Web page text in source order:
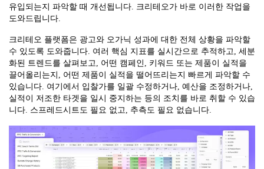
유입되는지 파악할 때 개선됩니다. 크리테오가 바로 이러한 작업을
도와드립니다.
크리테오 플랫폼은 광고와 오가닉 성과에 대한 전체 상황을 파악할
수 있도록 도와줍니다. 여러 핵심 지표를 실시간으로 추적하고, 세분
화된 트렌드를 살펴보고, 어떤 캠페인, 키워드 또는 제품이 실적을
끌어올리는지, 어떤 제품이 실적을 떨어뜨리는지 빠르게 파악할 수
있습니다. 여기에서 입찰가를 일괄 수정하거나, 예산을 조정하거나,
실적이 저조한 타겟을 일시 중지하는 등의 조치를 바로 취할 수 있습
니다. 스프레드시트도 필요 없고, 추측도 필요 없습니다.